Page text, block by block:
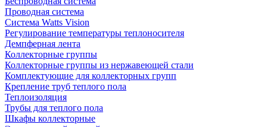
Проводная система
Система Watts Vision
Регулирование температуры теплоносителя
Демпферная лента
Коллекторные группы
Коллекторные группы из нержавеющей стали
Комплектующие для коллекторных групп
Крепление труб теплого пола
Теплоизоляция
Трубы для теплого пола
Шкафы коллекторные